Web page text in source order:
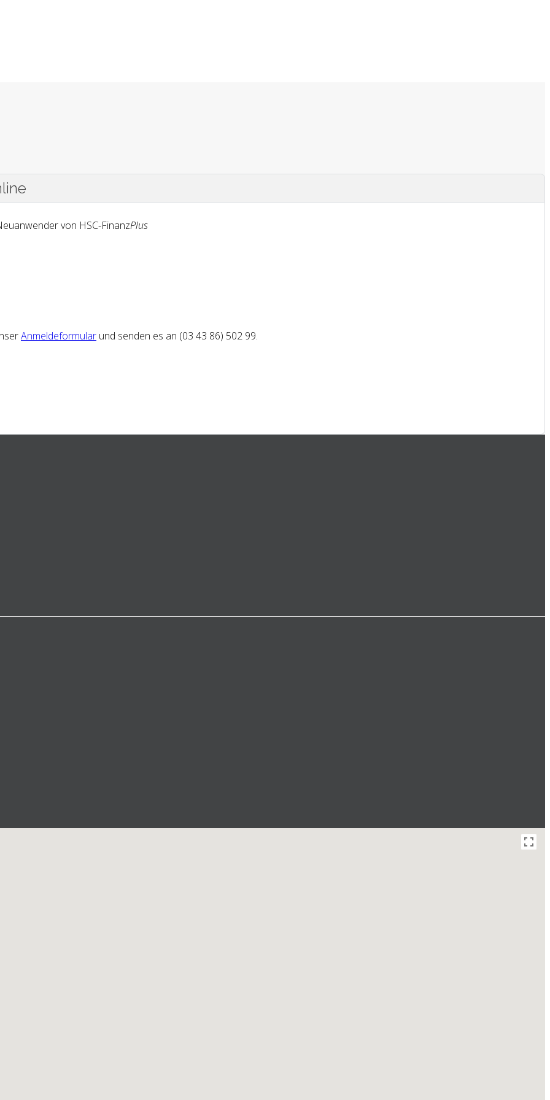
von HSC-FinanzPlus
Anmeldeformular und senden es an (03 43 86) 502 99.